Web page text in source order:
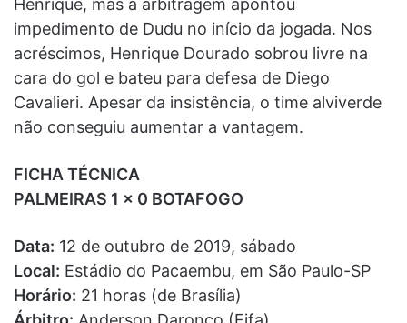
Henrique, mas a arbitragem apontou
impedimento de Dudu no início da jogada. Nos
acréscimos, Henrique Dourado sobrou livre na
cara do gol e bateu para defesa de Diego
Cavalieri. Apesar da insistência, o time alviverde
não conseguiu aumentar a vantagem.
FICHA TÉCNICA
PALMEIRAS 1 x 0 BOTAFOGO
Data: 12 de outubro de 2019, sábado
Local: Estádio do Pacaembu, em São Paulo-SP
Horário: 21 horas (de Brasília)